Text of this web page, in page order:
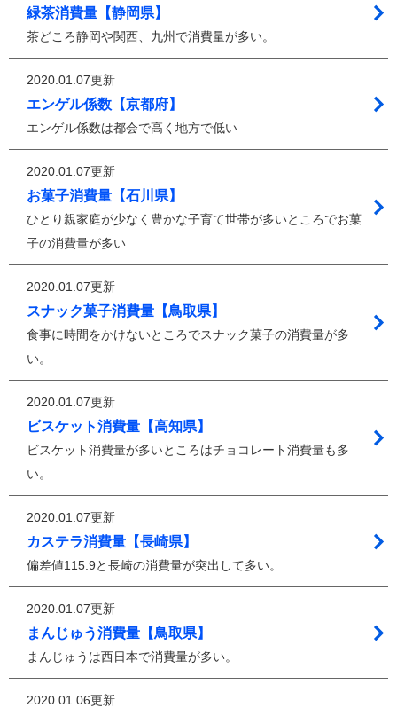
緑茶消費量【静岡県】
茶どころ静岡や関西、九州で消費量が多い。
2020.01.07更新
エンゲル係数【京都府】
エンゲル係数は都会で高く地方で低い
2020.01.07更新
お菓子消費量【石川県】
ひとり親家庭が少なく豊かな子育て世帯が多いところでお菓
子の消費量が多い
2020.01.07更新
スナック菓子消費量【鳥取県】
食事に時間をかけないところでスナック菓子の消費量が多
い。
2020.01.07更新
ビスケット消費量【高知県】
ビスケット消費量が多いところはチョコレート消費量も多
い。
2020.01.07更新
カステラ消費量【長崎県】
偏差値115.9と長崎の消費量が突出して多い。
2020.01.07更新
まんじゅう消費量【鳥取県】
まんじゅうは西日本で消費量が多い。
2020.01.06更新